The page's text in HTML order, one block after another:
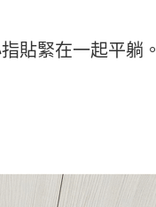
貼緊在一起平躺。